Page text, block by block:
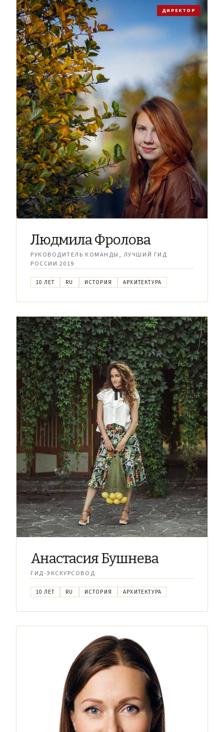
ДИРЕКТОР
Людмила Фролова
РУКОВОДИТЕЛЬ КОМАНДЫ, ЛУЧШИЙ ГИД
РОССИИ 2019
10 ЛЕТ RU ИСТОРИЯ АРХИТЕКТУРА
Анастасия Бушнева
ГИД-ЭКСКУРСОВОД
10 ЛЕТ RU ИСТОРИЯ АРХИТЕКТУРА